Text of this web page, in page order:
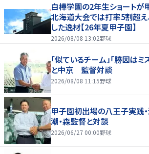
白樺学園の2年生ショートが
北海道大会では打率5割超
した逸材【26年夏甲子園】
2026/08/08 13:02野球
「似ているチーム」「勝因は
と中京 監督対談
2026/08/08 11:15野球
甲子園初出場の八王子実践
潮・森監督と対談
2026/06/27 00:00野球